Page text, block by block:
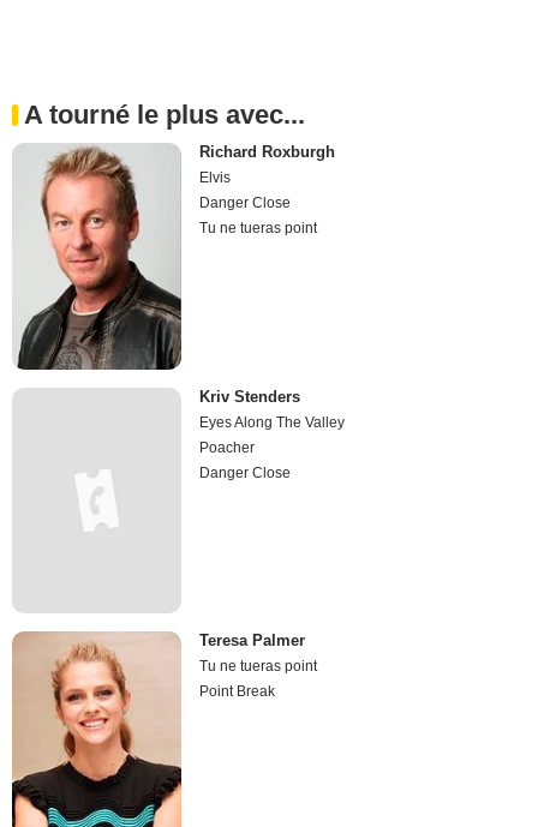
A tourné le plus avec...
Richard Roxburgh
Elvis
Danger Close
Tu ne tueras point
Kriv Stenders
Eyes Along The Valley
Poacher
Danger Close
Teresa Palmer
Tu ne tueras point
Point Break